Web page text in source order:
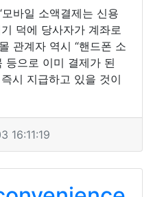
바일 소액결제는 신용
덕에 당사자가 계좌로
관계자 역시 “핸드폰 소
등으로 이미 결제가 된
시 지급하고 있을 것이
16:11:19